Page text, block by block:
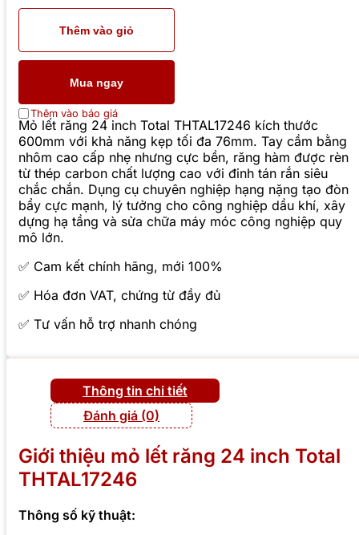
Thêm vào giỏ
Mua ngay
Thêm vào báo giá
Mỏ lết răng 24 inch Total THTAL17246 kích thước
600mm với khả năng kẹp tối đa 76mm. Tay cầm bằng
nhôm cao cấp nhẹ nhưng cực bền, răng hàm được rèn
từ thép carbon chất lượng cao với đinh tán rắn siêu
chắc chắn. Dụng cụ chuyên nghiệp hạng nặng tạo đòn
bẩy cực mạnh, lý tưởng cho công nghiệp dầu khí, xây
dựng hạ tầng và sửa chữa máy móc công nghiệp quy
mô lớn.
✅ Cam kết chính hãng, mới 100%
✅ Hóa đơn VAT, chứng từ đầy đủ
✅ Tư vấn hỗ trợ nhanh chóng
Thông tin chi tiết
Đánh giá (0)
Giới thiệu mỏ lết răng 24 inch Total
THTAL17246
Thông số kỹ thuật: